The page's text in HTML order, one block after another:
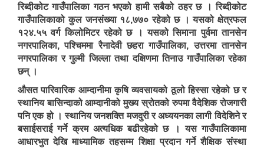
रिब्दीकोट गाउँपालिका गठन भएको हामी सबैको ठहर छ । रिब्दीकोट
गाउँपालिकाको कुल जनसंख्या १८,७७० रहेको छ । यसको क्षेत्रफल
१२४.५५ वर्ग किलोमिटर रहेको छ । यसको सिमाना पुर्वमा तानसेन
नगरपालिका, पश्चिममा रैनादेवी छहरा गाउँपालिका, उत्तरमा तानसेन
नगरपालिका र गुल्मी जिल्ला तथा दक्षिणमा तिनाउ गाउँपालिका रहेका
छन् ।
औसत पारिवारिक आम्दानीमा कृषि व्यवसायको ठूलो हिस्सा रहेको छ र
स्थानिय बासिन्दाको आम्दानीको मुख्य स्रोतको रुपमा वैदेशिक रोजगारी
पनि एक हो । स्थानिय जनशक्ति मजदुरी र अध्ययनका लागी विदेशिने र
बसाईसराई गर्ने क्रम अत्यधिक बढीरहेको छ । यस गाउँपालिकामा
आधारभुत देखि माध्यामिक तहसम्म शिक्षा प्रदान गर्ने शैक्षिक संस्था